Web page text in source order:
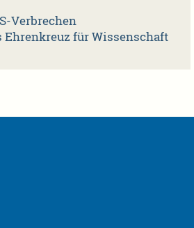
Verbrechen
für Wissenschaft